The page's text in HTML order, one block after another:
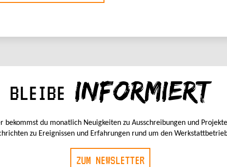
BLEIBE INFORMIERT
bekommst du monatlich Neuigkeiten zu Ausschreibungen und
zu Ereignissen und Erfahrungen rund um den
ZUM NEWSLETTER